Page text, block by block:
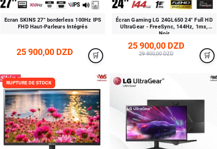
Ecran SKINS 27" borderless 100Hz IPS
FHD Haut-Parleurs Intégrés
25 900,00 DZD
Écran Gaming LG 24GL650 24" Full HD
UltraGear - FreeSync, 144Hz, 1ms,
Noir
25 900,00 DZD
29 900,00 DZD
RUPTURE DE STOCK